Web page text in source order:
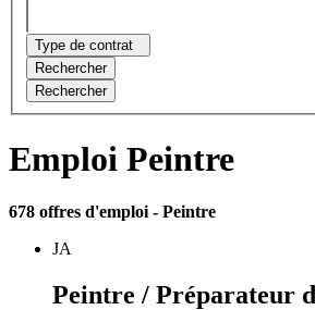
Type de contrat
Rechercher
Rechercher
Emploi Peintre
678 offres d'emploi - Peintre
JA
Peintre / Préparateur